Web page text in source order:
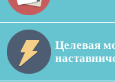
Целевая